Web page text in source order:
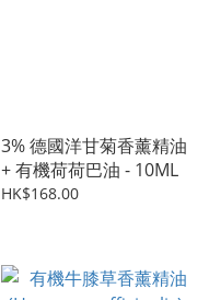
3% 德國洋甘菊香薰精油
+ 有機荷荷巴油 - 10ML
HK$168.00